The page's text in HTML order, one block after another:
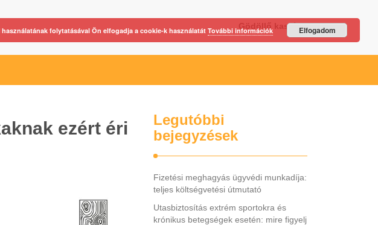
Gödöllő kastély
ezért éri
Legutóbbi
bejegyzések
Fizetési meghagyás ügyvédi munkadíja:
teljes költségvetési útmutató
Utasbiztosítás extrém sportokra és
krónikus betegségek esetén: mire figyelj
folytatásával Ön elfogadja a cookie-k használatát További információk Elfogadom